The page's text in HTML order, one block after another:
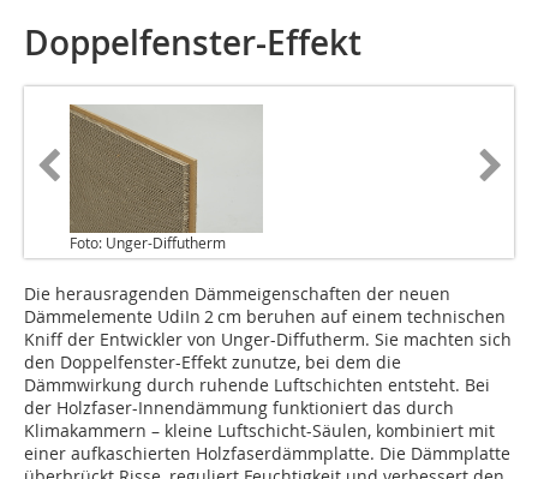
Doppelfenster-Effekt
Foto: Unger-Diffutherm
Die herausragenden Dämmeigenschaften der neuen
Dämmelemente UdiIn 2 cm beruhen auf einem technischen
Kniff der Entwickler von Unger-Diffutherm. Sie machten sich
den Doppelfenster-Effekt zunutze, bei dem die
Dämmwirkung durch ruhende Luftschichten entsteht. Bei
der Holzfaser-Innendämmung funktioniert das durch
Klimakammern – kleine Luftschicht-Säulen, kombiniert mit
einer aufkaschierten Holzfaserdämmplatte. Die Dämmplatte